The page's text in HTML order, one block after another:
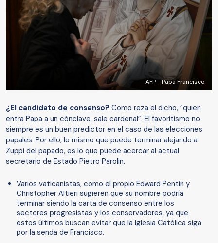
AFP - Papa Francisco
¿El candidato de consenso? Como reza el dicho, “quien
entra Papa a un cónclave, sale cardenal”. El favoritismo no
siempre es un buen predictor en el caso de las elecciones
papales. Por ello, lo mismo que puede terminar alejando a
Zuppi del papado, es lo que puede acercar al actual
secretario de Estado Pietro Parolin.
Varios vaticanistas, como el propio Edward Pentin y
Christopher Altieri sugieren que su nombre podría
terminar siendo la carta de consenso entre los
sectores progresistas y los conservadores, ya que
estos últimos buscan evitar que la Iglesia Católica siga
por la senda de Francisco.